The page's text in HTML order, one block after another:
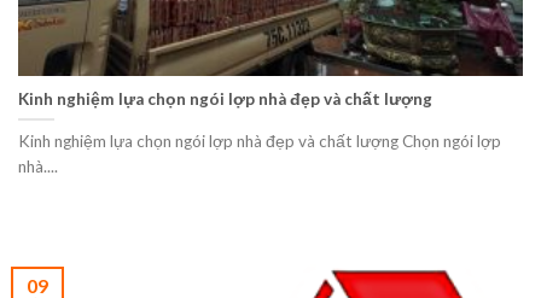
Kinh nghiệm lựa chọn ngói lợp nhà đẹp và chất lượng
Kinh nghiệm lựa chọn ngói lợp nhà đẹp và chất lượng Chọn ngói lợp
nhà....
09